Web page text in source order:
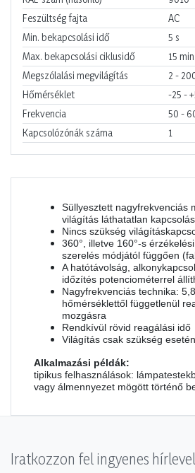
Feszültség fajta
AC
Min. bekapcsolási idő
5 s
Max. bekapcsolási ciklusidő
15 min
Megszólalási megvilágítás
2 -
Hőmérséklet
-25 -
Frekvencia
50 -
Kapcsolózónák száma
1
Süllyesztett nagyfrekvenciás
világítás láthatatlan
Nincs szükség
360°, illetve 160°-s
szerelés módjától függően
A hatótávolság,
időzítés potenciométerrel
Nagyfrekvenciás technika:
hőmérséklettől függetlenül
mozgásra
Rendkívül rövid reagálási idő
Világítás csak szükség esetén
Alkalmazási példák:
tipikus felhasználások:
vagy álmennyezet mögött történő
Iratkozzon fel ingyenes